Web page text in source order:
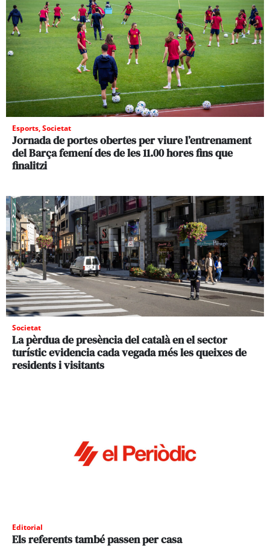
Esports,Societat
Jornada de portes obertes per viure l’entrenament
del Barça femení des de les 11.00 hores fins que
finalitzi
Societat
La pèrdua de presència del català en el sector
turístic evidencia cada vegada més les queixes de
residents i visitants
Editorial
Els referents també passen per casa